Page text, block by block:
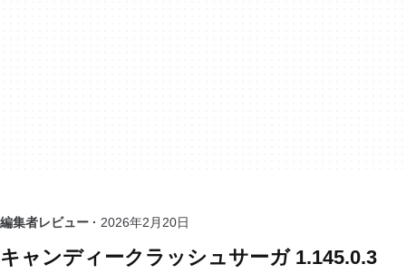
編集者レビュー · 2026年2月20日
キャンディークラッシュサーガ 1.145.0.3